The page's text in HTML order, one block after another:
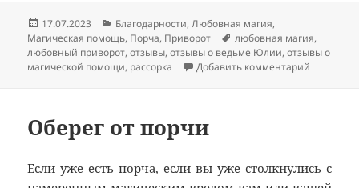
Опубликовано
17.07.2023 Рубрики
Благодарности,Любовная магия,
Магическая помощь, Порча, Приворот Метки
любовная магия,
любовный приворот,отзывы,отзывы о ведьме Юлии,отзывы о
магической помощи, рассорка Добавить комментарий
Оберег от порчи
Если уже есть порча, если вы уже столкнулись с